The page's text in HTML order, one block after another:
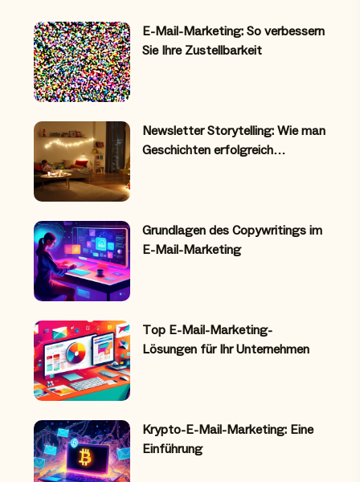
E-Mail-Marketing: So verbessern
Sie Ihre Zustellbarkeit
Newsletter Storytelling: Wie man
Geschichten erfolgreich…
Grundlagen des Copywritings im
E-Mail-Marketing
Top E-Mail-Marketing-
Lösungen für Ihr Unternehmen
Krypto-E-Mail-Marketing: Eine
Einführung